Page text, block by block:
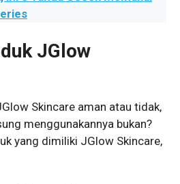
JGlow
Skincare aman atau tidak,
menggunakannya bukan?
yang dimiliki JGlow Skincare,